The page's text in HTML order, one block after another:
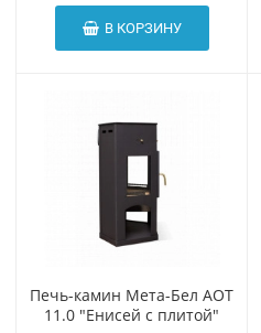
В КОРЗИНУ
Печь-камин Мета-Бел АОТ
11.0 "Енисей с плитой"